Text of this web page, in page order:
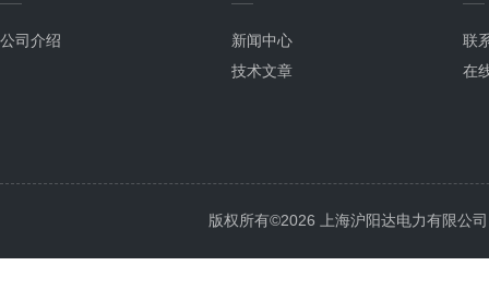
公司介绍
新闻中心
技术文章
联
在
版权所有©2026 上海沪阳达电力有限公